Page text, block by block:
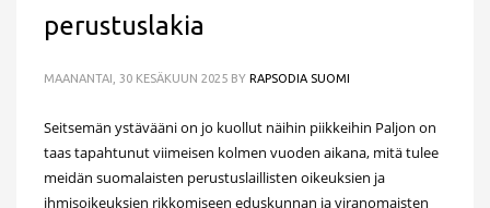
perustuslakia
MAANANTAI, 30 KESÄKUUN 2025 BY RAPSODIA SUOMI
Seitsemän ystävääni on jo kuollut näihin piikkeihin Paljon on
taas tapahtunut viimeisen kolmen vuoden aikana, mitä tulee
meidän suomalaisten perustuslaillisten oikeuksien ja
ihmisoikeuksien rikkomiseen eduskunnan ja viranomaisten